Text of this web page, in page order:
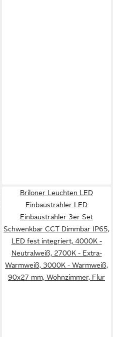
Briloner Leuchten LED
Einbaustrahler LED
Einbaustrahler 3er Set
Schwenkbar CCT Dimmbar IP65,
LED fest integriert, 4000K -
Neutralweiß, 2700K - Extra-
Warmweiß, 3000K - Warmweiß,
90x27 mm, Wohnzimmer, Flur